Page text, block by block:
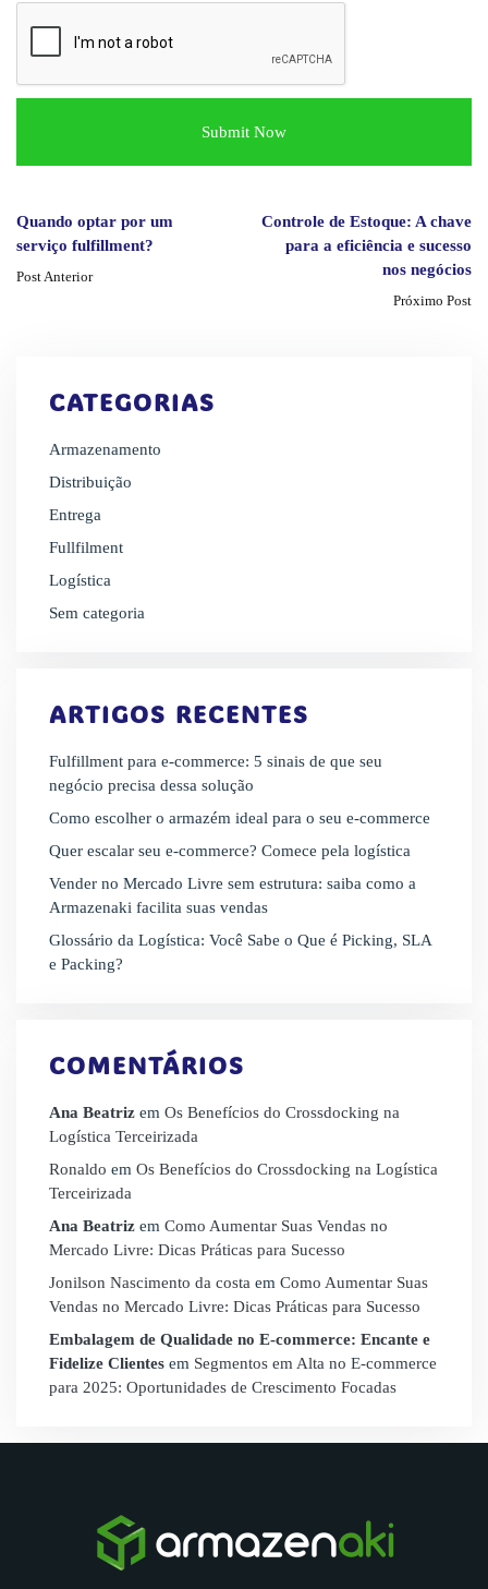
Quando optar por um
serviço fulfillment?
Post Anterior
Controle de Estoque: A chave
para a eficiência e sucesso
nos negócios
Próximo Post
CATEGORIAS
Armazenamento
Distribuição
Entrega
Fullfilment
Logística
Sem categoria
ARTIGOS RECENTES
Fulfillment para e-commerce: 5 sinais de que seu
negócio precisa dessa solução
Como escolher o armazém ideal para o seu e-commerce
Quer escalar seu e-commerce? Comece pela logística
Vender no Mercado Livre sem estrutura: saiba como a
Armazenaki facilita suas vendas
Glossário da Logística: Você Sabe o Que é Picking, SLA
e Packing?
COMENTÁRIOS
Ana Beatriz em Os Benefícios do Crossdocking na
Logística Terceirizada
Ronaldo em Os Benefícios do Crossdocking na Logística
Terceirizada
Ana Beatriz em Como Aumentar Suas Vendas no
Mercado Livre: Dicas Práticas para Sucesso
Jonilson Nascimento da costa em Como Aumentar Suas
Vendas no Mercado Livre: Dicas Práticas para Sucesso
Embalagem de Qualidade no E-commerce: Encante e
Fidelize Clientes em Segmentos em Alta no E-commerce
para 2025: Oportunidades de Crescimento Focadas